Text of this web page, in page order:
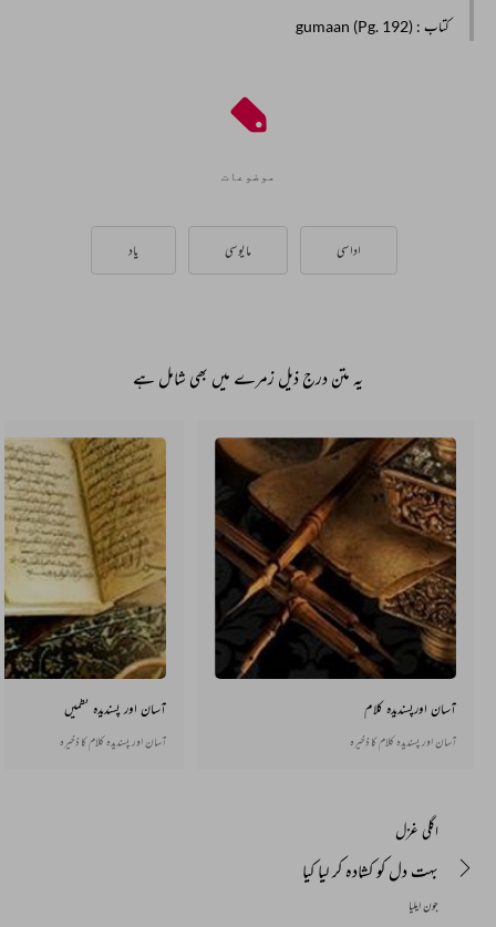
کتاب : gumaan (Pg. 192)
موضوعات
اداسی مایوسی یاد
یہ متن درج ذیل زمرے میں بھی شامل ہے
آسان اورپسندیدہ کلام
آسان اور پسندیدہ کلام کا ذخیرہ
آسان اور پسندیدہ نظمیں
آسان اور پسندیدہ کلام کا ذخیرہ
اگلی غزل
بہت دل کو کشادہ کر لیا کیا
جون ایلیا